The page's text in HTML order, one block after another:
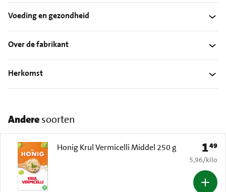
Voeding en gezondheid
Over de fabrikant
Herkomst
Anderesoorten
Honig Krul Vermicelli Middel 250 g Prijs:
149
€ 5,96 per
5,96/kilo